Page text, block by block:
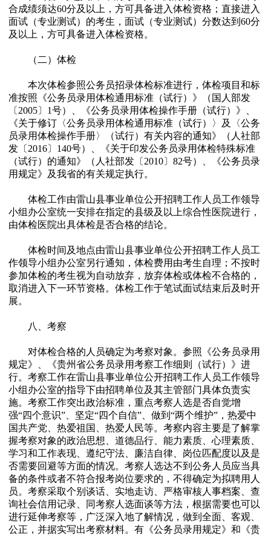
合成绩须达60分及以上，方可具备进入体检资格；直接进入
面试（专业测试）的考生，面试（专业测试）分数达到60分
及以上，方可具备进入体检资格。
（二）体检
本次体检参照公务员招录体检标准进行，体检项目和标
准按照《公务员录用体检通用标准（试行）》（国人部发
〔2005〕1号）、《公务员录用体检操作手册（试行）》、
《关于修订〈公务员录用体检通用标准（试行）〉及〈公务
员录用体检操作手册〉（试行）有关内容的通知》（人社部
发〔2016〕140号）、《关于印发公务员录用体检特殊标准
（试行）的通知》（人社部发〔2010〕82号）、《公务员录
用规定》及我省的有关规定执行。
体检工作由雷山县事业单位公开招聘工作人员工作领导
小组办公室统一安排在指定的县级及以上综合性医院进行，
由体检医院出具体检是否合格的结论。
体检时间及地点由雷山县事业单位公开招聘工作人员工
作领导小组办公室另行通知，体检费用由考生自理；不按时
参加体检的考生视为自动放弃，放弃体检或体检不合格的，
取消进入下一环节资格。体检工作于笔试面试结束后及时开
展。
八、考察
对体检合格的人员确定为考察对象。参照《公务员录用
规定》、《贵州省公务员录用考察工作细则（试行）》进
行。考察工作在雷山县事业单位公开招聘工作人员工作领导
小组办公室的指导下由招聘单位及其主管部门具体负责实
施。考察工作突出政治标准，重点考察人选是否自觉增
强“四个意识”、坚定“四个自信”、做到“两个维护”，热爱中
国共产党、热爱祖国、热爱人民等。考察内容主要是了解掌
握考察对象的政治思想、道德品行、能力素质、心理素质、
学习和工作表现、遵纪守法、廉洁自律、岗位匹配度以及是
否需要回避等方面的情况。考察人选达不到公务人员应当具
备的条件或者不符合报考岗位要求的，不得确定为拟聘用人
员。考察采取个别谈话、实地走访、严格审核人事档案、查
询社会信用记录、同考察人选面谈等方法，根据需要也可以
进行延伸考察等，广泛深入地了解情况，做到全面、客观、
公正，并据实写出考察材料。有《公务员录用规定》和《贵